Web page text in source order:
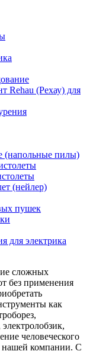
Rehau (Рехау) для
(напольные пилы)
(нейлер)
пушек
для электрика
сложных
без применения
как
человеческого
нашей компании. С